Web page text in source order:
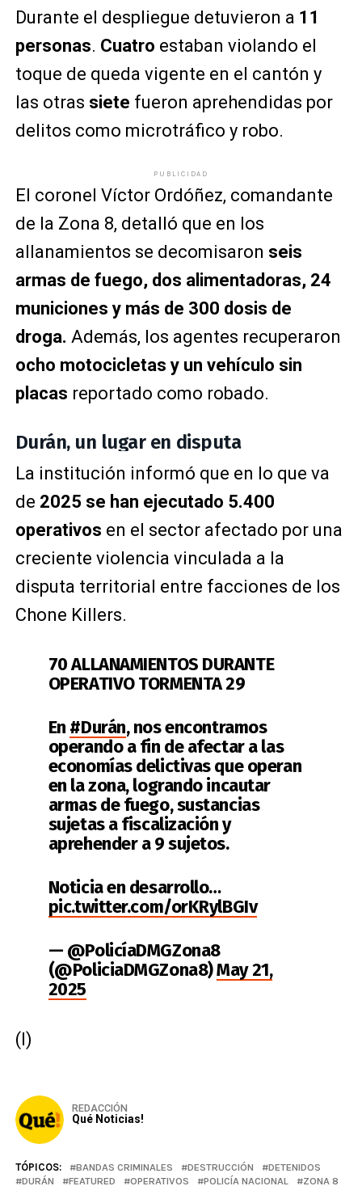
Durante el despliegue detuvieron a 11
personas. Cuatro estaban violando el
toque de queda vigente en el cantón y
las otras siete fueron aprehendidas por
delitos como microtráfico y robo.
PUBLICIDAD
El coronel Víctor Ordóñez, comandante
de la Zona 8, detalló que en los
allanamientos se decomisaron seis
armas de fuego, dos alimentadoras, 24
municiones y más de 300 dosis de
droga. Además, los agentes recuperaron
ocho motocicletas y un vehículo sin
placas reportado como robado.
Durán, un lugar en disputa
La institución informó que en lo que va
de 2025 se han ejecutado 5.400
operativos en el sector afectado por una
creciente violencia vinculada a la
disputa territorial entre facciones de los
Chone Killers.
70 ALLANAMIENTOS DURANTE
OPERATIVO TORMENTA 29
En #Durán, nos encontramos
operando a fin de afectar a las
economías delictivas que operan
en la zona, logrando incautar
armas de fuego, sustancias
sujetas a fiscalización y
aprehender a 9 sujetos.
Noticia en desarrollo…
pic.twitter.com/orKRylBGIv
— @PolicíaDMGZona8
(@PoliciaDMGZona8)May 21,
2025
(I)
REDACCIÓN
Qué Noticias!
TÓPICOS: BANDAS CRIMINALES DESTRUCCIÓN
DETENIDOS
DURÁN
FEATURED OPERATIVOS POLICÍA NACIONAL ZONA 8